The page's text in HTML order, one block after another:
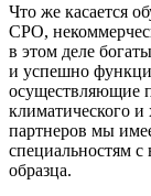
Что же касается
СРО,
в этом деле
и успешно
осуществляющие
климатического и
партнеров мы
специальностям с
образца.